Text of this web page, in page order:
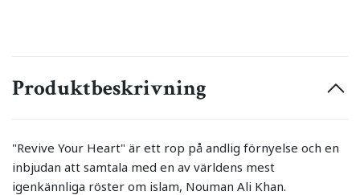
Produktbeskrivning
"Revive Your Heart" är ett rop på andlig förnyelse och en
inbjudan att samtala med en av världens mest
igenkännliga röster om islam, Nouman Ali Khan.